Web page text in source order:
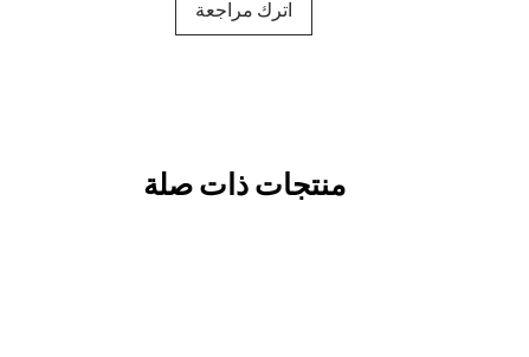
اترك مراجعة
منتجات ذات صلة